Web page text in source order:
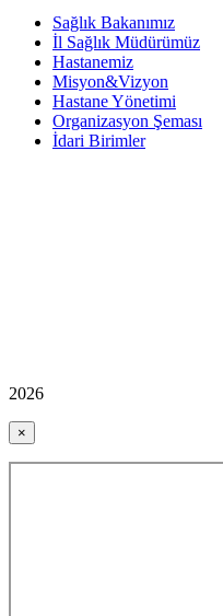
Sağlık Bakanımız
İl Sağlık Müdürümüz
Hastanemiz
Misyon&Vizyon
Hastane Yönetimi
Organizasyon Şeması
İdari Birimler
2026
×